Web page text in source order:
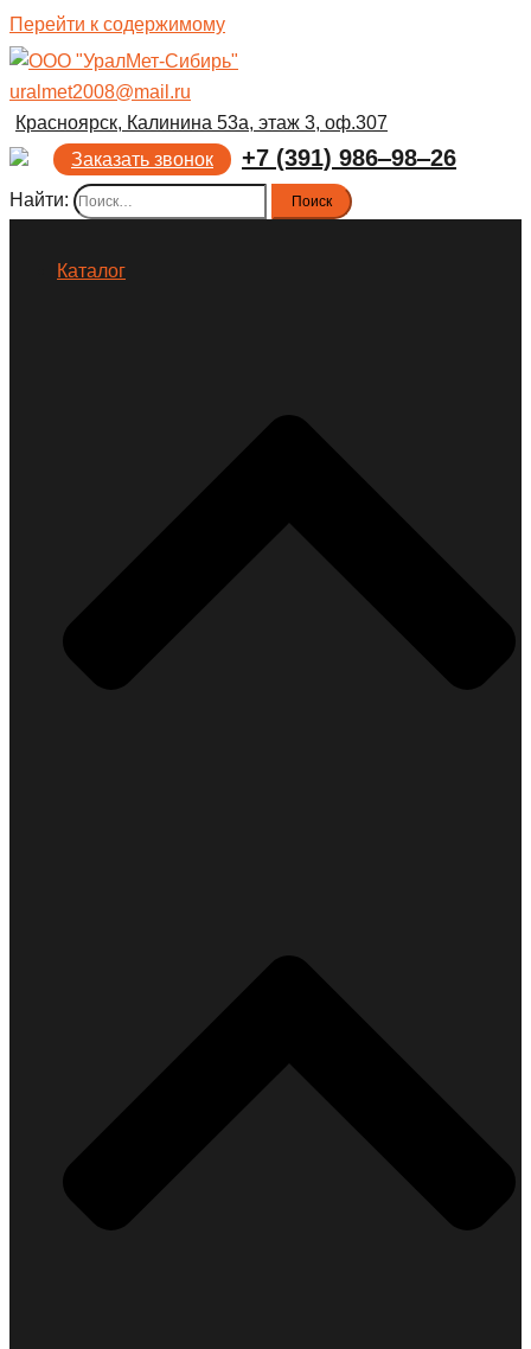
Перейти к содержимому
uralmet2008@mail.ru
Красноярск, Калинина 53а, этаж 3, оф.307
Заказать звонок
+7 (391) 986‒98‒26
Найти:
Каталог